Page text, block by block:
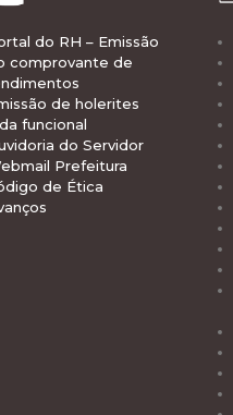
do RH – Emissão
comprovante de
de holerites
funcional
do Servidor
Prefeitura
de Ética